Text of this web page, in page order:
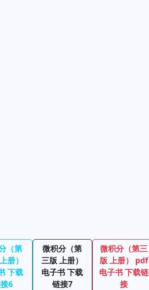
（第
册）
下载
6
微积分（第
三版 上册）
电子书 下载
链接7
微积分（第三
版 上册） pdf
电子书 下载链
接